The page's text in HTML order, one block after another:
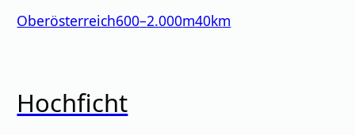
Oberösterreich600–2.000m40km
Hochficht